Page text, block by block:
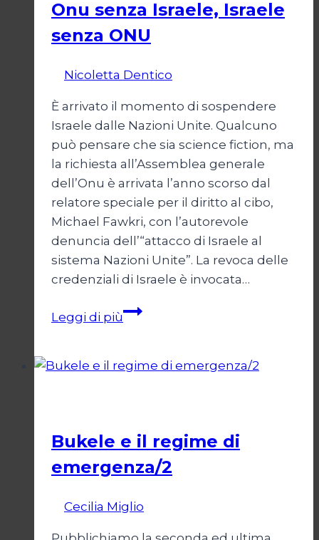
Onu senza Israele, Israele
senza ONU
Nicoletta Dentico
È arrivato il momento di sospendere
Israele dalle Nazioni Unite. Qualcuno
può pensare che sia science fiction, ma
la richiesta all’Assemblea generale
dell’Onu è arrivata l’anno scorso dal
relatore speciale per il diritto al cibo,
Michael Fawkri, con l’autorevole
denuncia dell’“attacco di Israele al
sistema Nazioni Unite”. La revoca delle
credenziali di Israele è invocata…
Leggi di piùOnu
Israele
Bukele e il regime di
emergenza/2
Cecilia Miglio